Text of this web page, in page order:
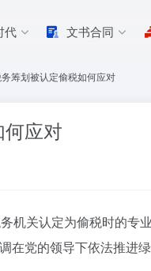
代 文书合同
筹划被认定偷税如何应对
应对
机关认定为偷税时的专
党的领导下依法推进绿